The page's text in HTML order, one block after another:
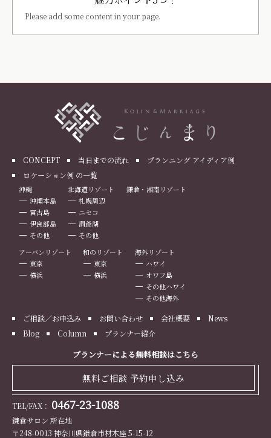
Please add some content in your page.
CONCEPT 当日までの流れ
プランニング アイディア例
ロケーション例 の一覧
沖縄
沖縄本島
宮古島
伊良部島
その他
北海道リゾート
札幌周辺
ニセコ
洞爺湖
その他
鎌倉・湘南リゾート
アーバンリゾート
東京
横浜
和のリゾート
東京
横浜
海外リゾート
ハワイ
オワフ島
その他ハワイ
その他海外
ご相談／お申込み お問い合わせ 会社概要
News
Blog
Column プランナー紹介
プランナーによる無料相談はこちら
無料ご相談 予約申し込み
TEL/FAX： 0467-23-1088
鎌倉サロン 所在地
〒248-0013 神奈川県鎌倉市材木座 5-15-12